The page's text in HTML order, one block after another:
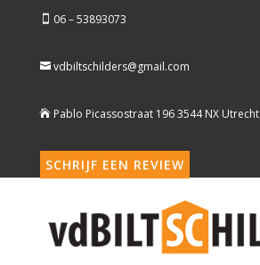
 06 – 53893073
 vdbiltschilders@gmail.com
 Pablo Picassostraat 196 3544 NX Utrecht
SCHRIJF EEN REVIEW